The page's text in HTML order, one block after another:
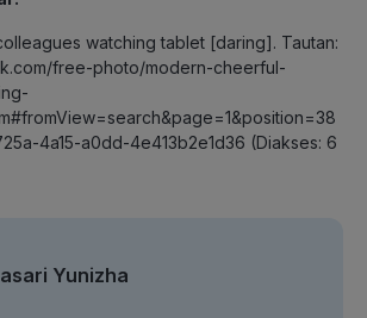
watching tablet [daring]. Tautan:
free-photo/modern-cheerful-
4a15-a0dd-4e413b2e1d36 (Diakses: 6
Yunizha